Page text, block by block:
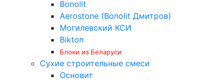
Bonolit
Aerostone (Bonolit Дмитров)
Могилевский КСИ
Bikton
Блоки из Беларуси
Сухие строительные смеси
Основит